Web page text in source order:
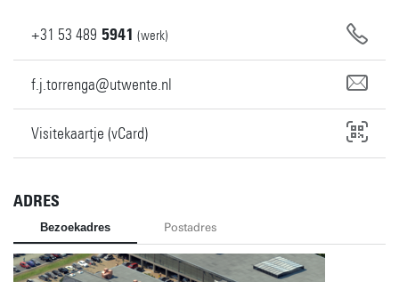
+31 53 489 5941 (werk)
f.j.torrenga@utwente.nl
Visitekaartje (vCard)
ADRES
Bezoekadres Postadres